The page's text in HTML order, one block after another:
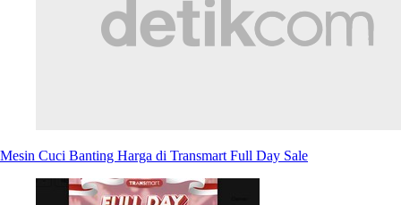
Mesin Cuci Banting Harga di Transmart Full Day Sale